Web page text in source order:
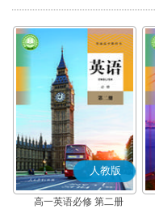
治(部编版)
人教版
高一英语必修 第二册